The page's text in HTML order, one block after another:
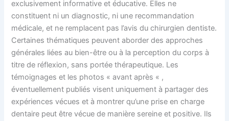
exclusivement informative et éducative. Elles ne
constituent ni un diagnostic, ni une recommandation
médicale, et ne remplacent pas l’avis du chirurgien dentiste.
Certaines thématiques peuvent aborder des approches
générales liées au bien-être ou à la perception du corps à
titre de réflexion, sans portée thérapeutique. Les
témoignages et les photos « avant après « ,
éventuellement publiés visent uniquement à partager des
expériences vécues et à montrer qu’une prise en charge
dentaire peut être vécue de manière sereine et positive. Ils